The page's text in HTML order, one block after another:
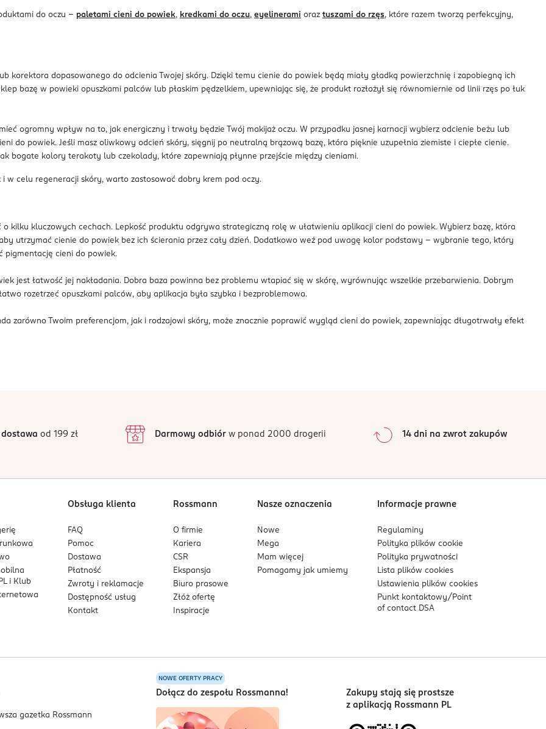
do oczu - paletami cieni do powiek, kredkami do oczu, eyelinerami oraz tuszami do rzęs, które razem tworzą perfekcyjny,
korektora dopasowanego do odcienia Twojej skóry. Dzięki temu cienie do powiek będą miały gładką powierzchnię i zapobiegną ich
bazę w powieki opuszkami palców lub płaskim pędzelkiem, upewniając się, że produkt rozłożył się równomiernie od linii rzęs po łuk
ogromny wpływ na to, jak energiczny i trwały będzie Twój makijaż oczu. W przypadku jasnej karnacji wybierz odcienie beżu lub
do powiek. Jeśli masz oliwkowy odcień skóry, sięgnij po neutralną brązową bazę, która pięknie uzupełnia ziemiste i ciepłe cienie.
bogate kolory terakoty lub czekolady, które zapewniają płynne przejście między cieniami.
w celu regeneracji skóry, warto zastosować dobry krem pod oczy.
kilku kluczowych cechach. Lepkość produktu odgrywa strategiczną rolę w ułatwieniu aplikacji cieni do powiek. Wybierz bazę, która
utrzymać cienie do powiek bez ich ścierania przez cały dzień. Dodatkowo weź pod uwagę kolor podstawy – wybranie tego, który
pigmentację cieni do powiek.
jest łatwość jej nakładania. Dobra baza powinna bez problemu wtapiać się w skórę, wyrównując wszelkie przebarwienia. Dobrym
rozetrzeć opuszkami palców, aby aplikacja była szybka i bezproblemowa.
zarówno Twoim preferencjom, jak i rodzajowi skóry, może znacznie poprawić wygląd cieni do powiek, zapewniając długotrwały efekt
dostawa od 199 zł Darmowy odbiórw ponad 2000 drogerii 14 dni na zwrot zakupów
i Klub
Obsługa klienta
FAQ
Pomoc
Dostawa
Płatność
Zwroty i reklamacje
Dostępność usług
Kontakt
Rossmann
O firmie
Kariera
CSR
Ekspansja
Biuro prasowe
Złóż ofertę
Inspiracje
Nasze oznaczenia
Nowe
Mega
Mam więcej
Pomagamy jak umiemy
Informacje prawne
Regulaminy
Polityka plikówcookie
Polityka prywatności
Lista plikówcookies
Ustawienia plikówcookies
Punkt kontaktowy/ Point
of contact DSA
NOWE OFERTY PRACY
Dołącz do zespołu Rossmanna!
Zakupy stają się prostsze
z aplikacją Rossmann PL